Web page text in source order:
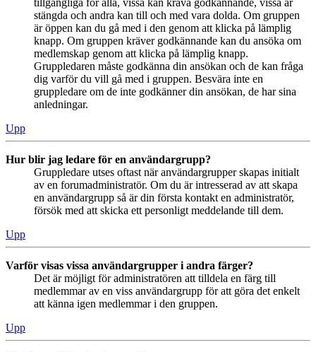
tillgängliga för alla, vissa kan kräva godkännande, vissa är
stängda och andra kan till och med vara dolda. Om gruppen
är öppen kan du gå med i den genom att klicka på lämplig
knapp. Om gruppen kräver godkännande kan du ansöka om
medlemskap genom att klicka på lämplig knapp.
Gruppledaren måste godkänna din ansökan och de kan fråga
dig varför du vill gå med i gruppen. Besvära inte en
gruppledare om de inte godkänner din ansökan, de har sina
anledningar.
Upp
Hur blir jag ledare för en användargrupp?
Gruppledare utses oftast när användargrupper skapas initialt
av en forumadministratör. Om du är intresserad av att skapa
en användargrupp så är din första kontakt en administratör,
försök med att skicka ett personligt meddelande till dem.
Upp
Varför visas vissa användargrupper i andra färger?
Det är möjligt för administratören att tilldela en färg till
medlemmar av en viss användargrupp för att göra det enkelt
att känna igen medlemmar i den gruppen.
Upp